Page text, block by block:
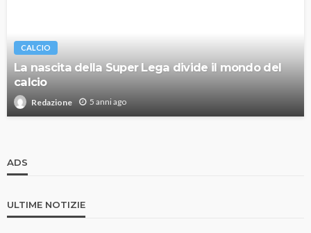
CALCIO
La nascita della Super Lega divide il mondo del
calcio
Redazione 5 anni ago
ADS
ULTIME NOTIZIE